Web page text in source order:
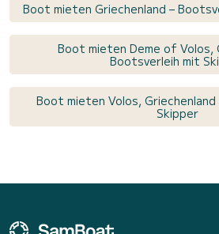
Boot mieten Griechenland –
Boot mieten Deme of Volos,
Bootsverleih mit
Boot mieten Volos,
Skipper